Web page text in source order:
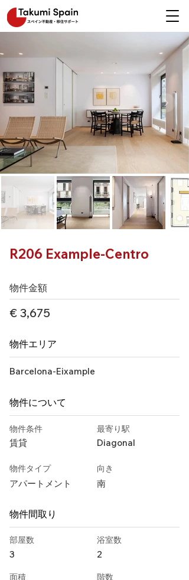
R206 Example-Centro
物件金額
€ 3,675
物件エリア
Barcelona-Eixample
物件について
物件条件
賃貸
最寄り駅
Diagonal
物件タイプ
アパートメント
向き
南
物件間取り
部屋数
3
面積
浴室数
2
階数